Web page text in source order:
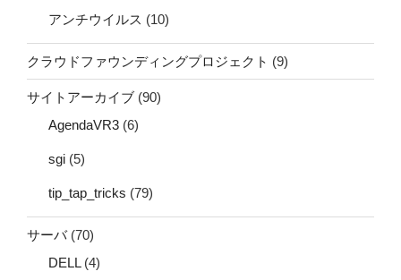
アンチウイルス (10)
クラウドファウンディングプロジェクト (9)
サイトアーカイブ (90)
AgendaVR3 (6)
sgi (5)
tip_tap_tricks (79)
サーバ(70)
DELL(4)